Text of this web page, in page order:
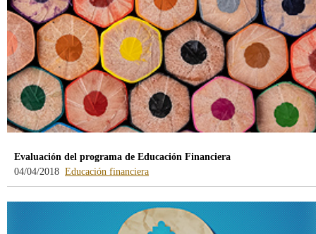
Evaluación del programa de Educación Financiera
04/04/2018 Educación financiera